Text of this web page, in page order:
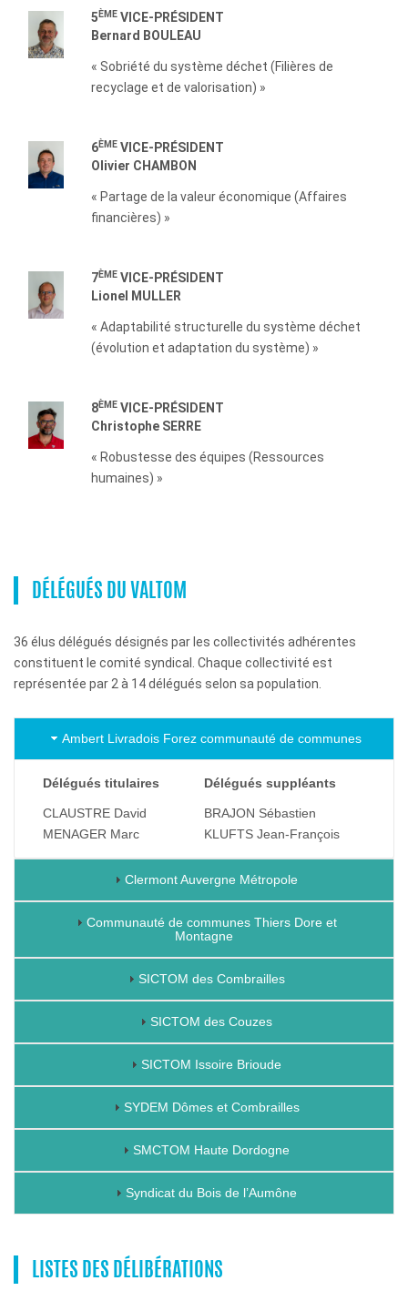
5ÈME VICE-PRÉSIDENT
Bernard BOULEAU
« Sobriété du système déchet (Filières de
recyclage et de valorisation) »
6ÈME VICE-PRÉSIDENT
Olivier CHAMBON
« Partage de la valeur économique (Affaires
financières) »
7ÈME VICE-PRÉSIDENT
Lionel MULLER
« Adaptabilité structurelle du système déchet
(évolution et adaptation du système) »
8ÈME VICE-PRÉSIDENT
Christophe SERRE
« Robustesse des équipes (Ressources
humaines) »
DÉLÉGUÉS DU VALTOM
36 élus délégués désignés par les collectivités adhérentes
constituent le comité syndical. Chaque collectivité est
représentée par 2 à 14 délégués selon sa population.
Ambert Livradois Forez communauté de communes
Délégués titulaires
CLAUSTRE David
MENAGER Marc
Délégués suppléants
BRAJON Sébastien
KLUFTS Jean-François
Clermont Auvergne Métropole
Communauté de communes Thiers Dore et
Montagne
SICTOM des Combrailles
SICTOM des Couzes
SICTOM Issoire Brioude
SYDEM Dômes et Combrailles
SMCTOM Haute Dordogne
Syndicat du Bois de l’Aumône
LISTES DES DÉLIBÉRATIONS